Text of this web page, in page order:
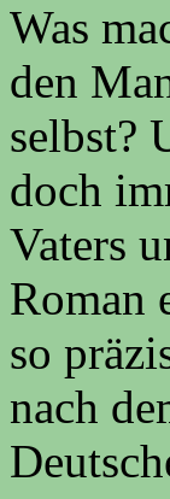
Was
den
selbst?
doch
Vaters
Roman
so
nach